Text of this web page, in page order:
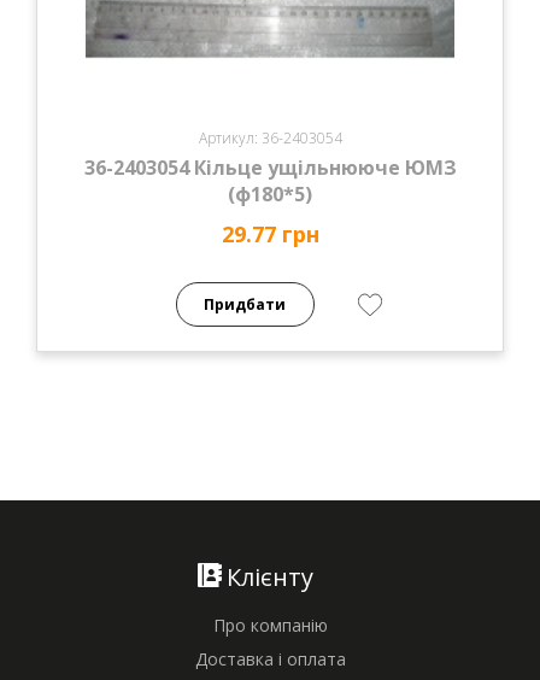
Артикул: 36-2403054
36-2403054 Кільце ущільнююче ЮМЗ
(ф180*5)
29.77 грн
Придбати
Клієнту
Про компанію
Доставка і оплата